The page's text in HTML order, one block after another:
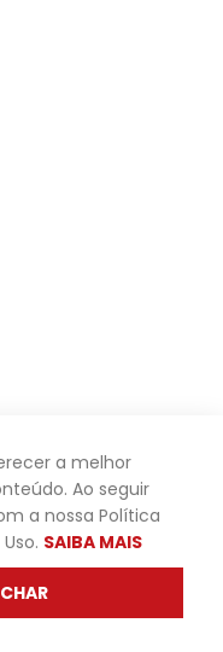
a melhor
Ao seguir
a nossa Política
SAIBA MAIS